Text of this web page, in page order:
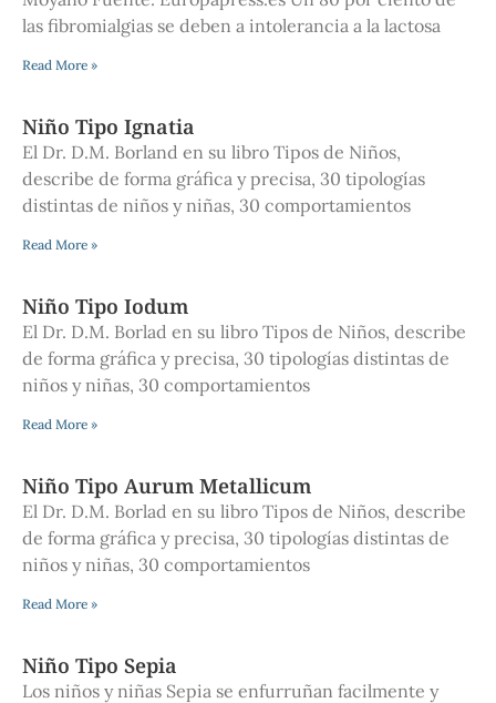
las fibromialgias se deben a intolerancia a la lactosa
Read More »
Niño Tipo Ignatia
El Dr. D.M. Borland en su libro Tipos de Niños,
describe de forma gráfica y precisa, 30 tipologías
distintas de niños y niñas, 30 comportamientos
Read More »
Niño Tipo Iodum
El Dr. D.M. Borlad en su libro Tipos de Niños, describe
de forma gráfica y precisa, 30 tipologías distintas de
niños y niñas, 30 comportamientos
Read More »
Niño Tipo Aurum Metallicum
El Dr. D.M. Borlad en su libro Tipos de Niños, describe
de forma gráfica y precisa, 30 tipologías distintas de
niños y niñas, 30 comportamientos
Read More »
Niño Tipo Sepia
Los niños y niñas Sepia se enfurruñan facilmente y